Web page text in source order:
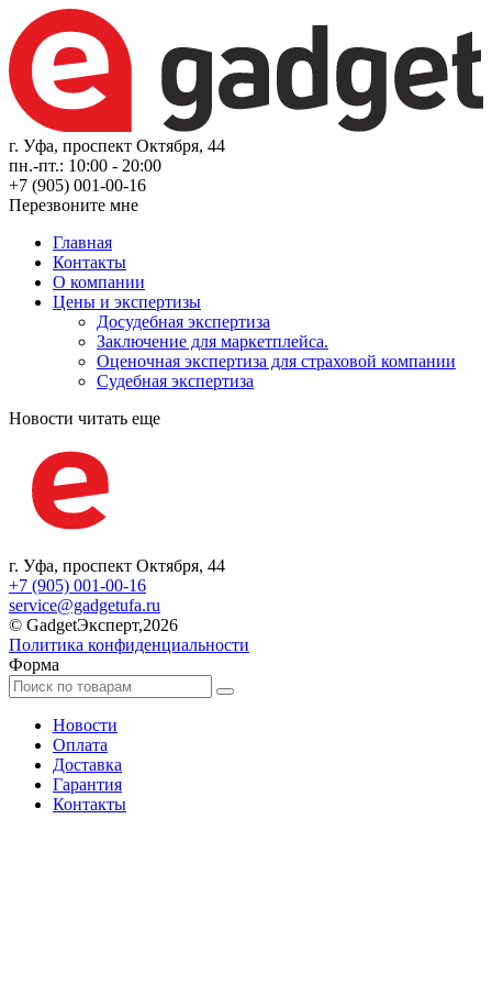
г. Уфа, проспект Октября, 44
пн.-пт.: 10:00 - 20:00
+7 (905) 001-00-16
Перезвоните мне
Главная
Контакты
О компании
Цены и экспертизы
Досудебная экспертиза
Заключение для маркетплейса.
Оценочная экспертиза для страховой компании
Судебная экспертиза
Новости читать еще
г. Уфа, проспект Октября, 44
+7 (905) 001-00-16
service@gadgetufa.ru
© GadgetЭксперт,2026
Политика конфиденциальности
Форма
Новости
Оплата
Доставка
Гарантия
Контакты